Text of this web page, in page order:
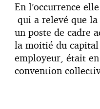
En l’occurrence
qui a relevé que
un poste de cadre
la moitié du
employeur, était
convention